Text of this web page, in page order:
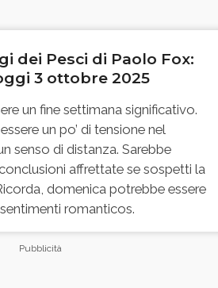
dei Pesci di Paolo Fox:
3 ottobre 2025
un fine settimana significativo.
un po’ di tensione nel
senso di distanza. Sarebbe
affrettate se sospetti la
domenica potrebbe essere
romanticos.